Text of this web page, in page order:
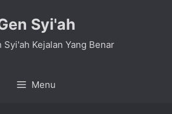
Syi'ah
Syi'ah Kejalan Yang Benar
Menu